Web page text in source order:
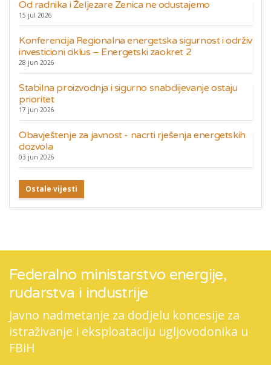
Od radnika i Željezare Zenica ne odustajemo
15 jul 2026
Konferencija Regionalna energetska sigurnost i održiv
investicioni ciklus – Energetski zaokret 2
28 jun 2026
Stabilna proizvodnja i sigurno snabdijevanje ostaju
prioritet
17 jun 2026
Obavještenje za javnost - nacrti rješenja energetskih
dozvola
03 jun 2026
Ostale vijesti
Federalno ministarstvo energije,
rudarstva i industrije
Javno nadmetanje za dodjelu koncesije za
istraživanje i eksploataciju ugljovodonika u
FBiH